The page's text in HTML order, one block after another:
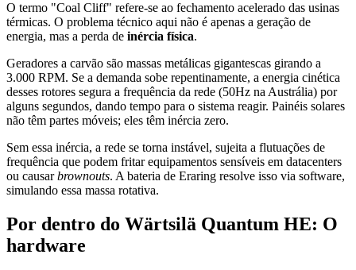
O termo "Coal Cliff" refere-se ao fechamento acelerado das usinas
térmicas. O problema técnico aqui não é apenas a geração de
energia, mas a perda de inércia física.
Geradores a carvão são massas metálicas gigantescas girando a
3.000 RPM. Se a demanda sobe repentinamente, a energia cinética
desses rotores segura a frequência da rede (50Hz na Austrália) por
alguns segundos, dando tempo para o sistema reagir. Painéis solares
não têm partes móveis; eles têm inércia zero.
Sem essa inércia, a rede se torna instável, sujeita a flutuações de
frequência que podem fritar equipamentos sensíveis em datacenters
ou causarbrownouts. A bateria de Eraring resolve isso via software,
simulando essa massa rotativa.
Por dentro do Wärtsilä Quantum HE: O
hardware